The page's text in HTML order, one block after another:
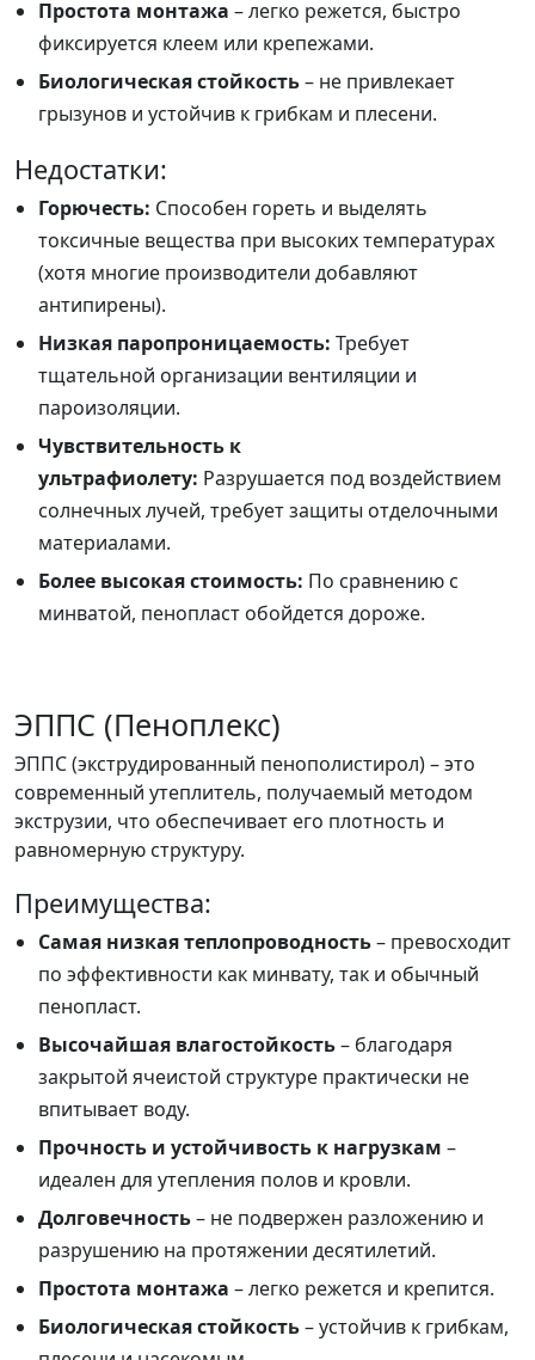
Простота монтажа – легко режется, быстро
фиксируется клеем или крепежами.
Биологическая стойкость– не привлекает
грызунов и устойчив к грибкам и плесени.
Недостатки:
Горючесть: Способен гореть и выделять
токсичные вещества при высоких температурах
(хотя многие производители добавляют
антипирены).
Низкая паропроницаемость: Требует
тщательной организации вентиляции и
пароизоляции.
Чувствительность к
ультрафиолету: Разрушается под воздействием
солнечных лучей, требует защиты отделочными
материалами.
Более высокая стоимость: По сравнению с
минватой, пенопласт обойдется дороже.
ЭППС (Пеноплекс)
ЭППС (экструдированный пенополистирол) – это
современный утеплитель, получаемый методом
экструзии, что обеспечивает его плотность и
равномерную структуру.
Преимущества:
Самая низкая теплопроводность– превосходит
по эффективности как минвату, так и обычный
пенопласт.
Высочайшая влагостойкость– благодаря
закрытой ячеистой структуре практически не
впитывает воду.
Прочность и устойчивость к нагрузкам –
идеален для утепления полов и кровли.
Долговечность– не подвержен разложению и
разрушению на протяжении десятилетий.
Простота монтажа – легко режется и крепится.
Биологическая стойкость– устойчив к грибкам,